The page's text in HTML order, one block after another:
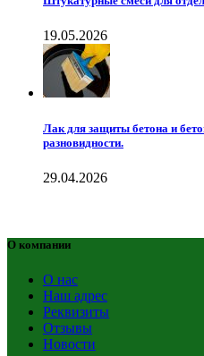
19.05.2026
Лак для защиты бетона и
разновидности.
29.04.2026
О компании
О нас
Наш адрес
Реквизиты
Отзывы
Новости